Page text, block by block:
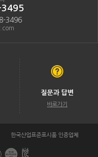
3496
질문과 답변
바로가기
한국산업표준표시품 인증업체